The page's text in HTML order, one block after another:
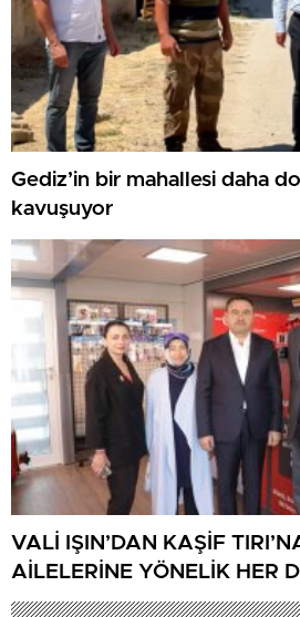
Gediz’in bir mahallesi daha
kavuşuyor
VALİ IŞIN’DAN KAŞİF
AİLELERİNE YÖNELİK HER
DEĞERLİ’